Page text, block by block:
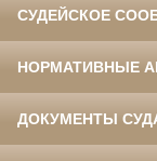
СУДЕЙСКОЕ
НОРМАТИВНЫЕ
ДОКУМЕНТЫ